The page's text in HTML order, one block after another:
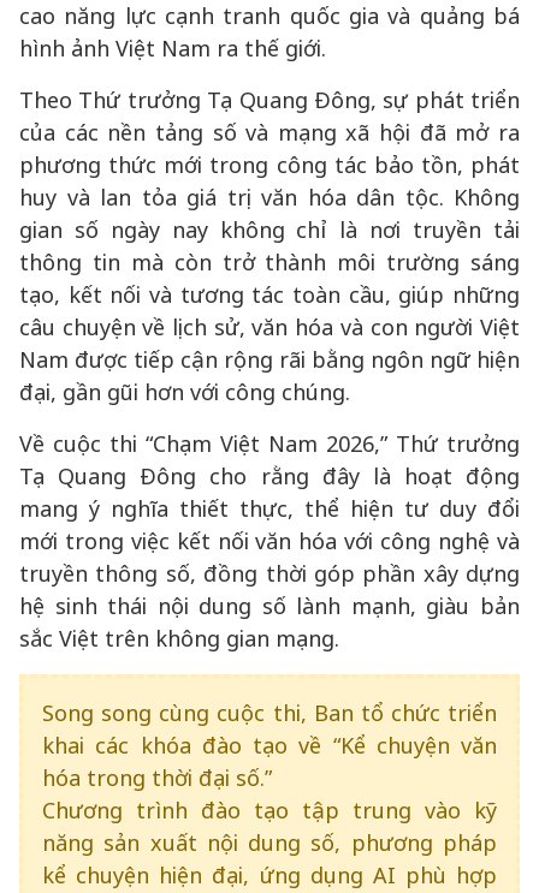
cao năng lực cạnh tranh quốc gia và quảng bá
hình ảnh Việt Nam ra thế giới.
Theo Thứ trưởng Tạ Quang Đông, sự phát triển
của các nền tảng số và mạng xã hội đã mở ra
phương thức mới trong công tác bảo tồn, phát
huy và lan tỏa giá trị văn hóa dân tộc. Không
gian số ngày nay không chỉ là nơi truyền tải
thông tin mà còn trở thành môi trường sáng
tạo, kết nối và tương tác toàn cầu, giúp những
câu chuyện về lịch sử, văn hóa và con người Việt
Nam được tiếp cận rộng rãi bằng ngôn ngữ hiện
đại, gần gũi hơn với công chúng.
Về cuộc thi “Chạm Việt Nam 2026,” Thứ trưởng
Tạ Quang Đông cho rằng đây là hoạt động
mang ý nghĩa thiết thực, thể hiện tư duy đổi
mới trong việc kết nối văn hóa với công nghệ và
truyền thông số, đồng thời góp phần xây dựng
hệ sinh thái nội dung số lành mạnh, giàu bản
sắc Việt trên không gian mạng.
Song song cùng cuộc thi, Ban tổ chức triển
khai các khóa đào tạo về “Kể chuyện văn
hóa trong thời đại số.”
Chương trình đào tạo tập trung vào kỹ
năng sản xuất nội dung số, phương pháp
kể chuyện hiện đại, ứng dụng AI phù hợp